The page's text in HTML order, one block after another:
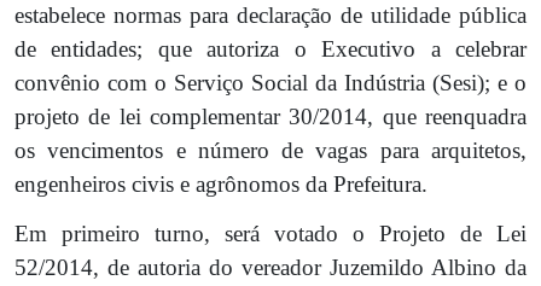
estabelece normas para declaração de utilidade pública
de entidades; que autoriza o Executivo a celebrar
convênio com o Serviço Social da Indústria (Sesi); e o
projeto de lei complementar 30/2014, que reenquadra
os vencimentos e número de vagas para arquitetos,
engenheiros civis e agrônomos da Prefeitura.
Em primeiro turno, será votado o Projeto de Lei
52/2014, de autoria do vereador Juzemildo Albino da